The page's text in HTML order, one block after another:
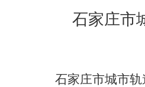
石家庄市
石家庄市城市轨